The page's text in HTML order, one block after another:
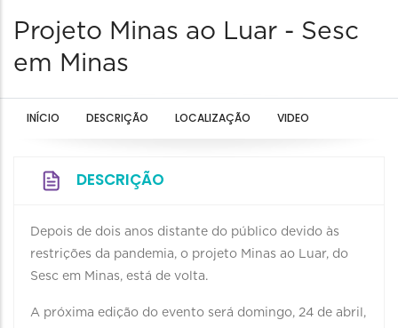
Projeto Minas ao Luar - Sesc
em Minas
INÍCIO DESCRIÇÃO LOCALIZAÇÃO VIDEO
DESCRIÇÃO
Depois de dois anos distante do público devido às
restrições da pandemia, o projeto Minas ao Luar, do
Sesc em Minas, está de volta.
A próxima edição do evento será domingo, 24 de abril,